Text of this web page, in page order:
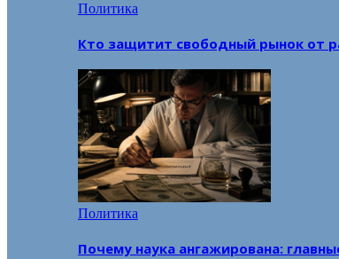
Политика
Кто защитит свободный рынок от
Политика
Почему наука ангажирована: